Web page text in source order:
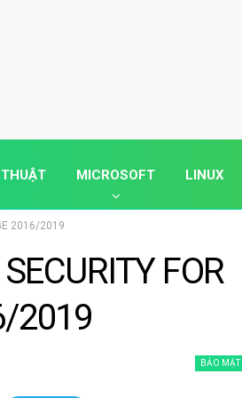
MICROSOFT LINUX
2016/2019
FOR
2019
BẢO MẬT